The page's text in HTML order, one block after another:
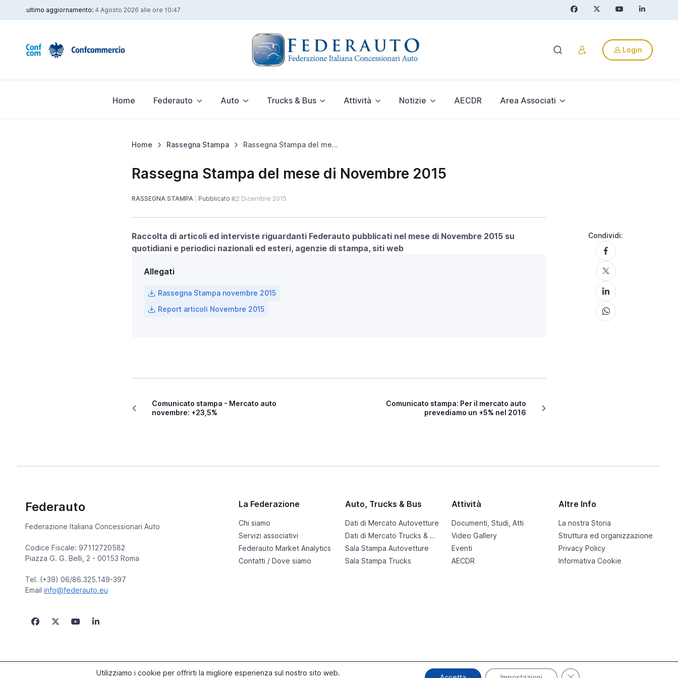
ultimo aggiornamento: 4 Agosto 2026 alle ore 10:47
Login
Home Federauto Auto Trucks & Bus Attività Notizie AECDR Area Associati
Home Rassegna Stampa Rassegna Stampa del mese di Novembre 2015
Rassegna Stampa del mese di Novembre 2015
RASSEGNA STAMPA Pubblicato il:2 Dicembre 2015
Raccolta di articoli ed interviste riguardanti Federauto pubblicati nel mese di Novembre 2015 su
quotidiani e periodici nazionali ed esteri, agenzie di stampa, siti web
Allegati
Rassegna Stampa novembre 2015
Report articoli Novembre 2015
Comunicato stampa - Mercato auto
novembre: +23,5%
Comunicato stampa: Per il mercato auto
prevediamo un +5% nel 2016
Condividi:
Federauto
Federazione Italiana Concessionari Auto
Codice Fiscale: 97112720582
Piazza G. G. Belli, 2 - 00153 Roma
Tel. (+39) 06/86.325.149-397
Email info@federauto.eu
La Federazione
Chi siamo
Servizi associativi
Federauto Market Analytics
Contatti / Dove siamo
Auto, Trucks & Bus
Dati di Mercato Autovetture
Dati di Mercato Trucks & Bus
Sala Stampa Autovetture
Sala Stampa Trucks
Attività
Documenti, Studi, Atti
Video Gallery
Eventi
AECDR
Altre Info
La nostra Storia
Struttura ed organizzazione
Privacy Policy
Informativa Cookie
Utilizziamo i cookie per offrirti la migliore esperienza sul nostro sito web.
Close GDPR Cookie Banner